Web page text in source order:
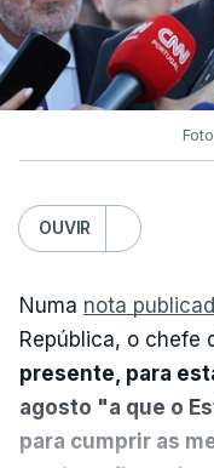
OUVIR
Numa nota
República, o chefe
presente, para
agosto "a que o
para cumprir as